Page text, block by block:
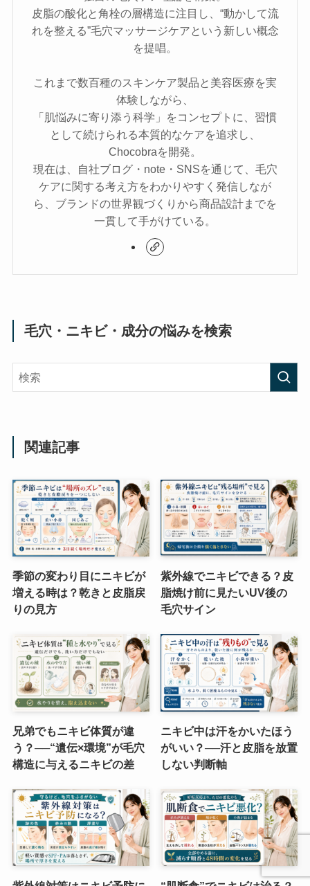
皮脂の酸化と角栓の層構造に注目し、“動かして流
れを整える”毛穴マッサージケアという新しい概念
を提唱。
これまで数百種のスキンケア製品と美容医療を実
体験しながら、
「肌悩みに寄り添う科学」をコンセプトに、習慣
として続けられる本質的なケアを追求し、
Chocobraを開発。
現在は、自社ブログ・note・SNSを通じて、毛穴
ケアに関する考え方をわかりやすく発信しなが
ら、ブランドの世界観づくりから商品設計までを
一貫して手がけている。
毛穴・ニキビ・成分の悩みを検索
関連記事
季節の変わり目にニキビが
増える時は？乾きと皮脂戻
りの見方
紫外線でニキビできる？皮
脂焼け前に見たいUV後の
毛穴サイン
兄弟でもニキビ体質が違
う？──“遺伝×環境”が毛穴
構造に与えるニキビの差
ニキビ中は汗をかいたほう
がいい？──汗と皮脂を放置
しない判断軸